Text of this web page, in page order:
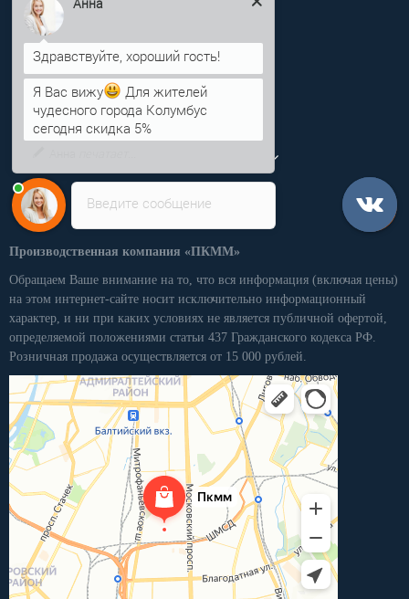
Информация
Категории
Производственная компания «ПКММ»
Обращаем Ваше внимание на то, что вся информация (включая цены)
на этом интернет-сайте носит исключительно информационный
характер, и ни при каких условиях не является публичной офертой,
определяемой положениями статьи 437 Гражданского кодекса РФ.
Розничная продажа осуществляется от 15 000 рублей.
Введите сообщение
Здравствуйте, хороший гость!
Я Вас вижу
Для жителей
чудесного города Колумбус
сегодня скидка 5%